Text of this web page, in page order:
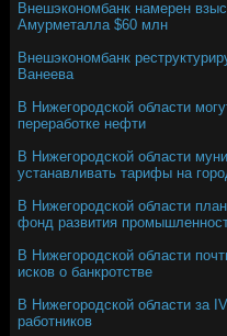
Внешэкономбанк намерен
Амурметалла $60 млн
Внешэкономбанк
Ванеева
В Нижегородской области
переработке нефти
В Нижегородской области
устанавливать тарифы на
В Нижегородской области
фонд развития
В Нижегородской области
исков о банкротстве
В Нижегородской области за
работников